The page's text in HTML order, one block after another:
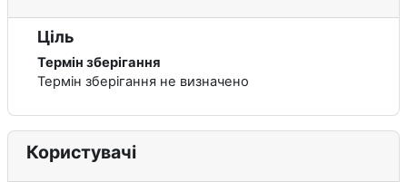
Ціль
Термін зберігання
Термін зберігання не визначено
Користувачі